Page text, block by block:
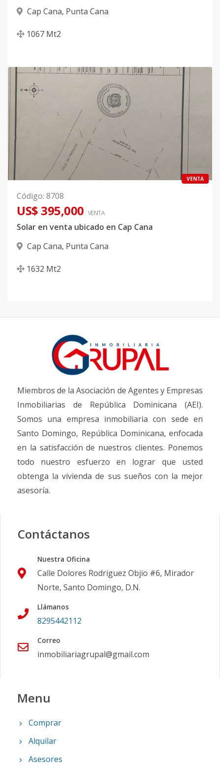
Cap Cana, Punta Cana
1067 Mt2
VENTA
Código: 8708
US$ 395,000 VENTA
Solar en venta ubicado en Cap Cana
Cap Cana, Punta Cana
1632 Mt2
Miembros de la Asociación de Agentes y Empresas
Inmobiliarias de República Dominicana (AEI).
Somos una empresa inmobiliaria con sede en
Santo Domingo, República Dominicana, enfocada
en la satisfacción de nuestros clientes. Ponemos
todo nuestro esfuerzo en lograr que usted
obtenga la vivienda de sus sueños con la mejor
asesoría.
Contáctanos
Nuestra Oficina
Calle Dolores Rodriguez Objio #6, Mirador
Norte, Santo Domingo, D.N.
Llámanos
8295442112
Correo
inmobiliariagrupal@gmail.com
Menu
Comprar
Alquilar
Asesores